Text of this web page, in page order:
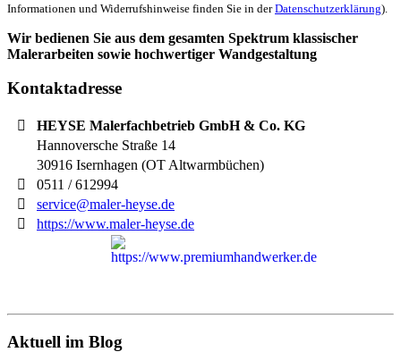
Informationen und Widerrufshinweise finden Sie in derDatenschutzerklärung).
Wir bedienen Sie aus dem gesamten Spektrum klassischer
Malerarbeiten sowie hochwertiger Wandgestaltung
Kontaktadresse
HEYSE Malerfachbetrieb GmbH & Co. KG
Hannoversche Straße 14
30916 Isernhagen (OT Altwarmbüchen)
0511 / 612994
service@maler-heyse.de
https://www.maler-heyse.de
Aktuell im Blog